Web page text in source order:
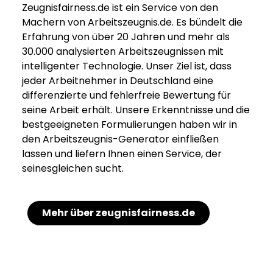
Zeugnisfairness.de ist ein Service von den
Machern von Arbeitszeugnis.de. Es bündelt die
Erfahrung von über 20 Jahren und mehr als
30.000 analysierten Arbeitszeugnissen mit
intelligenter Technologie. Unser Ziel ist, dass
jeder Arbeitnehmer in Deutschland eine
differenzierte und fehlerfreie Bewertung für
seine Arbeit erhält. Unsere Erkenntnisse und die
bestgeeigneten Formulierungen haben wir in
den Arbeitszeugnis-Generator einfließen
lassen und liefern Ihnen einen Service, der
seinesgleichen sucht.
Mehr über zeugnisfairness.de